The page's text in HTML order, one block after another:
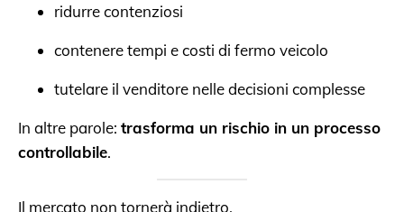
ridurre contenziosi
contenere tempi e costi di fermo veicolo
tutelare il venditore nelle decisioni complesse
In altre parole: trasforma un rischio in un processo
controllabile.
Il mercato non tornerà indietro.